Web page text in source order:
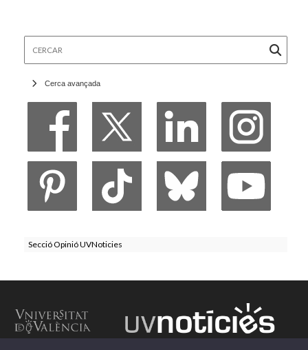
Cerca avançada
Secció Opinió UVNoticies